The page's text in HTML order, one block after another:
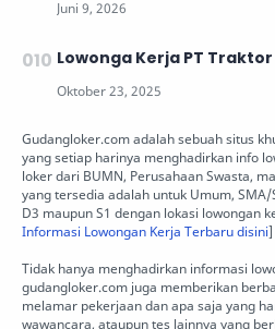
Lowonga Kerja PT
Gudangloker.com adalah sebuah situs
yang setiap harinya menghadirkan info
loker dari BUMN, Perusahaan Swasta,
yang tersedia adalah untuk Umum,
D3 maupun S1 dengan lokasi lowongan
Informasi Lowongan Kerja Terbaru disini]
Tidak hanya menghadirkan informasi
gudangloker.com juga memberikan
melamar pekerjaan dan apa saja yang
wawancara, ataupun tes lainnya yang